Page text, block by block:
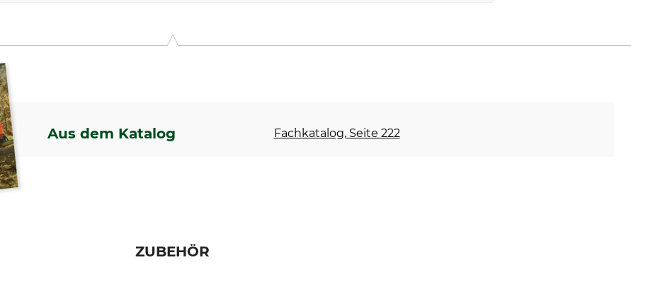
Aus dem Katalog Fachkatalog, Seite 222
ZUBEHÖR